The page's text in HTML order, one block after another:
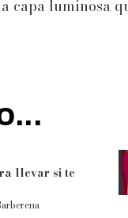
capa luminosa
llevar si te